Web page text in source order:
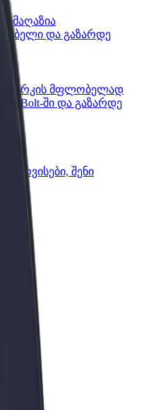
მაღაზია
და გაზარდე
მფლობელად
Bolt-ში და გაზარდე
სერვისები, შენი